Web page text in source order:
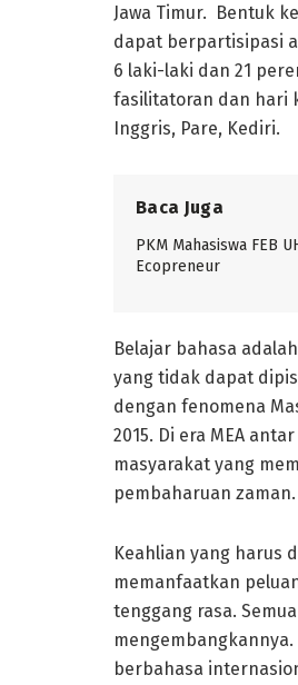
Jawa Timur. Bentuk
dapat berpartisipasi
6 laki-laki dan 21
fasilitatoran dan hari
Inggris, Pare, Kediri.
Baca Juga
PKM Mahasiswa FEB
Ecopreneur
Belajar bahasa
yang tidak dapat
dengan fenomena
2015. Di era MEA
masyarakat yang
pembaharuan zaman.
Keahlian yang harus
memanfaatkan
tenggang rasa.
berbahasa